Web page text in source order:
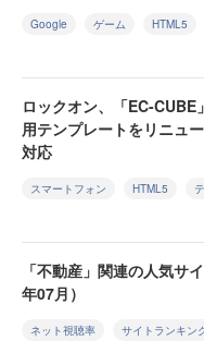
Google ゲーム HTML5
ロックオン、「EC-
用テンプレートをリニュ
対応
スマートフォン HTML5
「不動産」関連の人気サ
年07月）
ネット視聴率 サイトランキン